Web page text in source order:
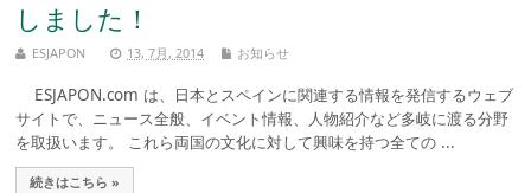
しました！
ESJAPON 13, 7月, 2014 お知らせ
ESJAPON.com は、日本とスペインに関連する情報を発信するウェブ
サイトで、ニュース全般、イベント情報、人物紹介など多岐に渡る分野
を取扱います。 これら両国の文化に対して興味を持つ全ての ...
続きはこちら »